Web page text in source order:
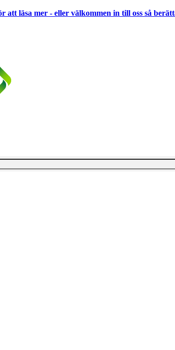
att läsa mer - eller välkommen in till oss så